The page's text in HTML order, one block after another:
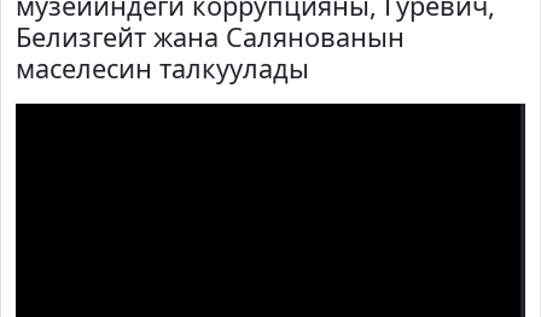
Белизгейт жана Салянованын
маселесин талкуулады